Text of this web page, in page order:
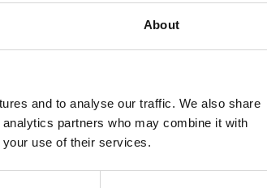
About
and to analyse our traffic. We also share
partners who may combine it with
your use of their services.
kompromis med hverken kvaliteten eller de